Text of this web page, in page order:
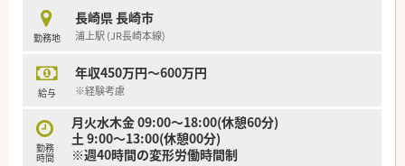
■スタッフの定着率が非常に高いことが特長で、安心して長期的
にキャリアを形成できる環境が魅力です。
■女性スタッフが多く活躍しており、お互いに協力し合うチーム
勤務地
長崎県 長崎市
浦上駅 (JR長崎本線)
給与
年収450万円～600万円
※経験考慮
勤務
時間
月火水木金 09:00～18:00(休憩60分)
土 9:00～13:00(休憩00分)
※週40時間の変形労働時間制